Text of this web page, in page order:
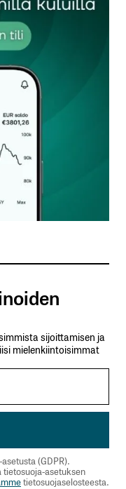
Pakolliset
sijoittamisen ja
mielenkiintoisimmat
(GDPR).
asetuksen
tietosuojaselosteesta.